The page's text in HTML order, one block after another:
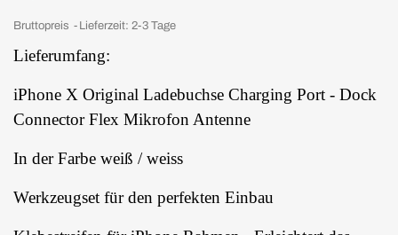
Bruttopreis Lieferzeit: 2-3 Tage
Lieferumfang:
iPhone X Original Ladebuchse Charging Port - Dock
Connector Flex Mikrofon Antenne
In der Farbe weiß / weiss
Werkzeugset für den perfekten Einbau